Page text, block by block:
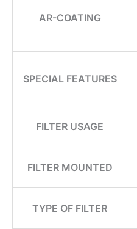
AR-COATING
SPECIAL FEATURES
FILTER USAGE
FILTER MOUNTED
TYPE OF FILTER